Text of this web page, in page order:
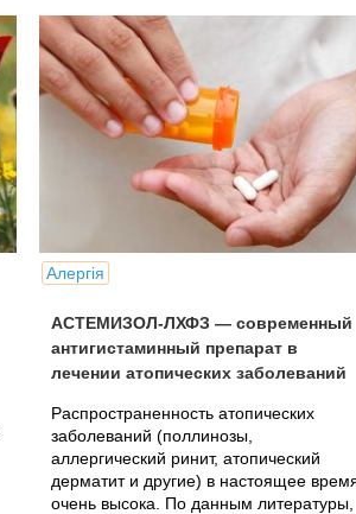
Алергія
АСТЕМИЗОЛ-ЛХФЗ — современный
антигистаминный препарат в
лечении атопических заболеваний
Распространенность атопических
заболеваний (поллинозы,
аллергический ринит, атопический
дерматит и другие) в настоящее
очень высока. По данным литературы,